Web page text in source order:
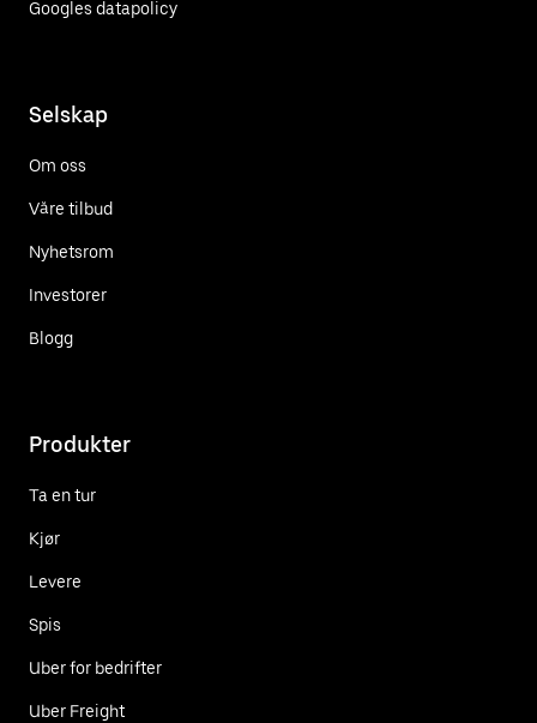
Googles datapolicy
Selskap
Om oss
Våre tilbud
Nyhetsrom
Investorer
Blogg
Produkter
Ta en tur
Kjør
Levere
Spis
Uber for bedrifter
Uber Freight